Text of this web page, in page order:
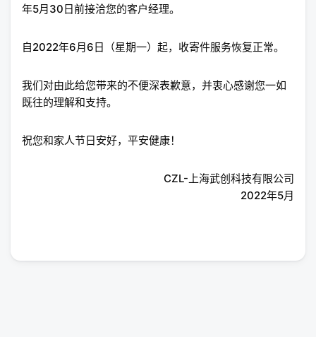
年5月30日前接洽您的客户经理。
自2022年6月6日（星期一）起，收寄件服务恢复正常。
我们对由此给您带来的不便深表歉意，并衷心感谢您一如
既往的理解和支持。
祝您和家人节日安好，平安健康！
CZL-上海武创科技有限公司
2022年5月